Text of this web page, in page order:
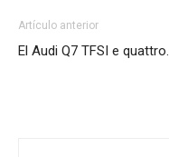
Artículo anterior
El Audi Q7 TFSI e quattro.